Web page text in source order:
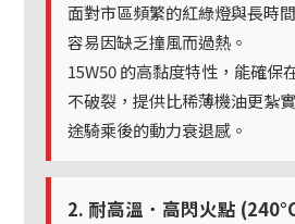
面對市區頻繁的紅綠燈與長時
容易因缺乏撞風而過熱。
15W50 的高黏度特性，能確保
不破裂，提供比稀薄機油更紮
途騎乘後的動力衰退感。
2. 耐高溫．高閃火點